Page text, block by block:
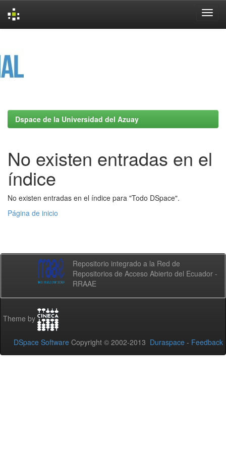
Dspace de la Universidad del Azuay
No existen entradas en el
índice
No existen entradas en el índice para "Todo DSpace".
Página de inicio
Repositorio integrado a la Red de
Repositorios de Acceso Abierto del Ecuador -
RRAAE
Theme by
DSpace Software Copyright © 2002-2013 Duraspace - Feedback